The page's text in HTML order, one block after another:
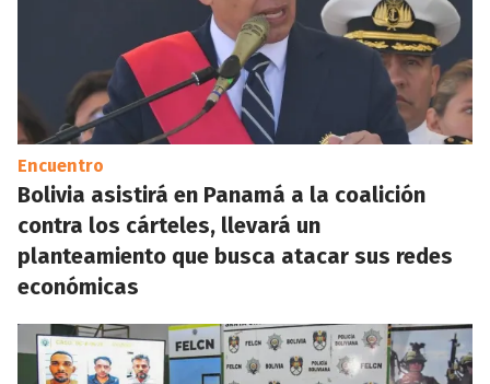
Encuentro
Bolivia asistirá en Panamá a la coalición
contra los cárteles, llevará un
planteamiento que busca atacar sus redes
económicas